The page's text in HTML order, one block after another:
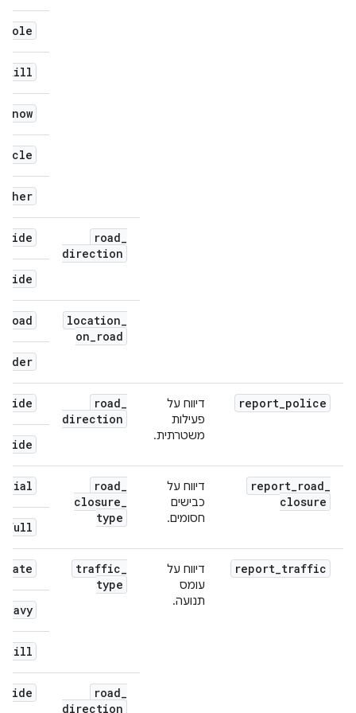
snow
road
direction
side
side
location
on road
road
report police
דיווח על
פעילות
משטרתית.
road
direction
side
side
report road
closure
דיווח על
כבישים
חסומים.
road
closure
type
full
report_traffic
דיווח על
עומס
תנועה.
traffic
type
heavy
road
direction
side